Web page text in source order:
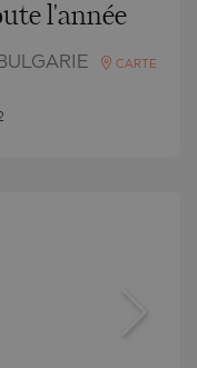
l'année
CARTE